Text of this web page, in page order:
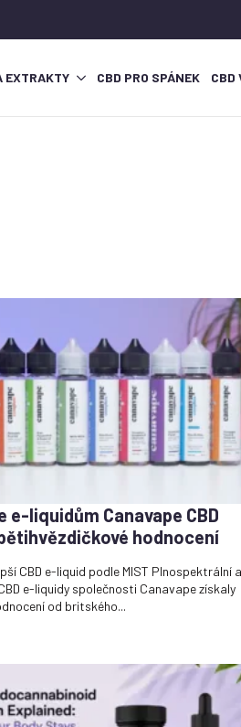
EXTRAKTY CBD PRO SPÁNEK CBD
e-liquidům Canavape CBD
hodnocení
CBD e-liquid podle MIST Plnospektrální a
e-liquidy společnosti Canavape získaly
od britského...